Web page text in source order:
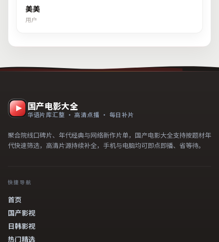
美美
用户
国产电影大全
华语片库汇整 · 高清点播 · 每日补片
聚合院线口碑片、年代经典与网络新作片单，国产电影大全支持按题材年
代快速筛选，高清片源持续补全，手机与电脑均可即点即播、省等待。
快捷导航
首页
国产影视
日韩影视
热门精选